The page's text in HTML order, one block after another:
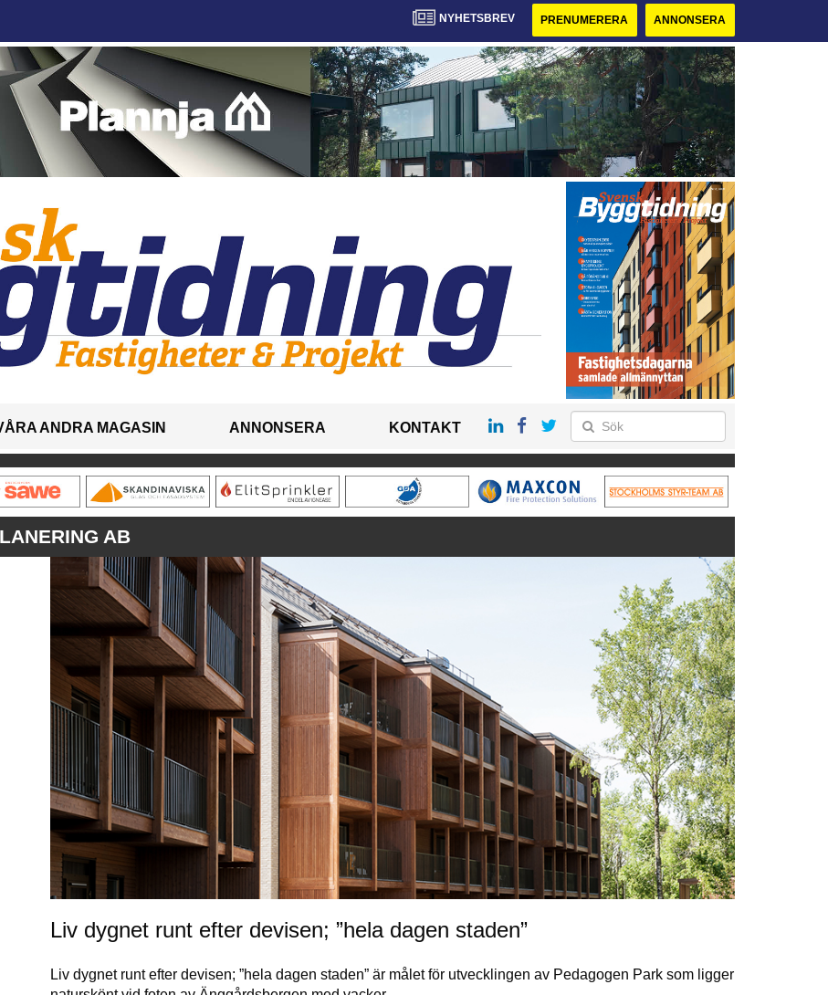
NYHETSBREV PRENUMERERA ANNONSERA
ANDRA MAGASIN ANNONSERA KONTAKT
AB
Liv dygnet runt efter devisen; ”hela dagen staden”
Liv dygnet runt efter devisen; ”hela dagen staden” är målet för utvecklingen av Pedagogen Park som ligger